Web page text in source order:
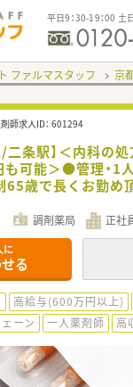
平日9：30-19：00 土
ファルマスタッフ 京
師求人ID： 601294
/二条駅】＜内科の
可能＞●管理・1
65歳で長くお勤め
調剤薬局 正社
に
る
高給与(600万円以上)
ーン 一人薬剤師 高